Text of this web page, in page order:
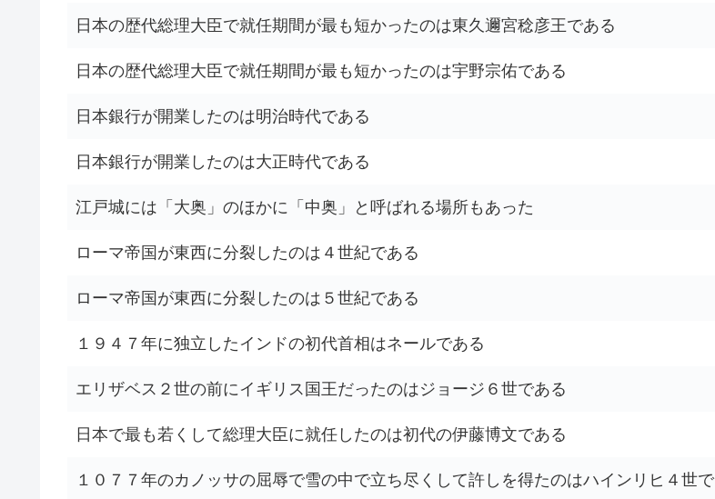
日本の歴代総理大臣で就任期間が最も短かったのは東久邇宮稔彦王である
日本の歴代総理大臣で就任期間が最も短かったのは宇野宗佑である
日本銀行が開業したのは明治時代である
日本銀行が開業したのは大正時代である
江戸城には「大奥」のほかに「中奥」と呼ばれる場所もあった
ローマ帝国が東西に分裂したのは４世紀である
ローマ帝国が東西に分裂したのは５世紀である
１９４７年に独立したインドの初代首相はネールである
エリザベス２世の前にイギリス国王だったのはジョージ６世である
日本で最も若くして総理大臣に就任したのは初代の伊藤博文である
１０７７年のカノッサの屈辱で雪の中で立ち尽くして許しを得たのはハインリヒ４世で